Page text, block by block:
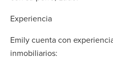
Experiencia
Emily cuenta con
inmobiliarios: